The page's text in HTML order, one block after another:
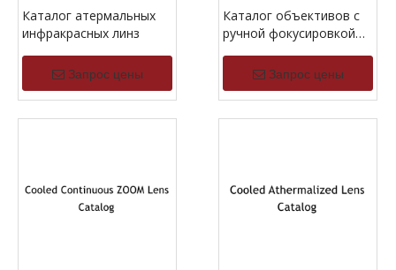
Каталог атермальных
инфракрасных линз
Запрос цены
Каталог объективов с
ручной фокусировкой
Запрос цены